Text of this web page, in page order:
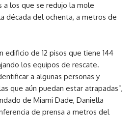
a los que se redujo la mole
década del ochenta, a metros de
edificio de 12 pisos que tiene 144
los equipos de rescate.
a algunas personas y
que aún puedan estar atrapadas”,
de Miami Dade, Daniella
de prensa a metros del